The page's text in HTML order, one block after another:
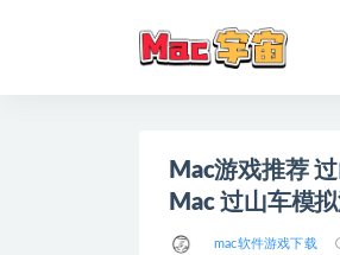
Mac游戏推荐
Mac 过山车模
mac软件游戏下载